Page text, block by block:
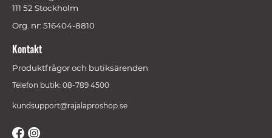
111 52 Stockholm
Org. nr: 516404-8810
Kontakt
Produktfrågor och butiksärenden
Telefon butik: 08-789 4500
kundsupport@rajalaproshop.se